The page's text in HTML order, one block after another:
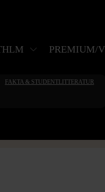
PREMIUM/
FAKTA & STUDENTLITTERATUR